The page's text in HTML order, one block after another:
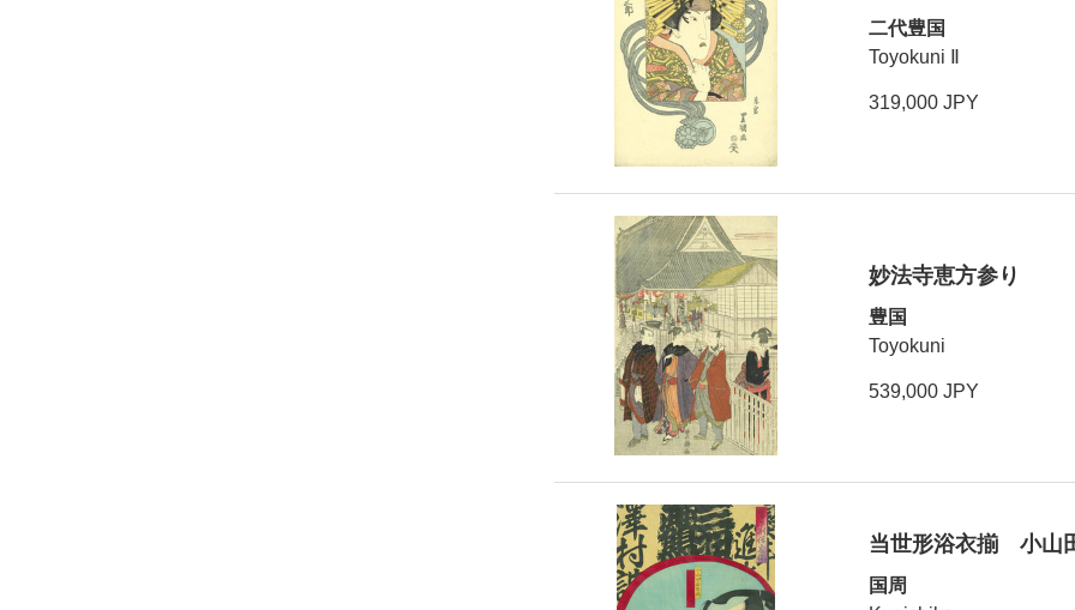
二代豊国
Toyokuni Ⅱ
319,000 JPY
妙法寺恵方参り
豊国
Toyokuni
539,000 JPY
当世形浴衣揃 小山
国周